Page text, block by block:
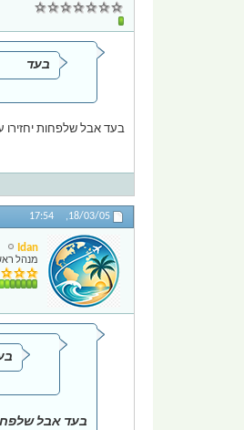
בעד
בעד אבל שלפחות יחזירו
18/03/05,
17:54
Idan
מנהל
בעד אבל